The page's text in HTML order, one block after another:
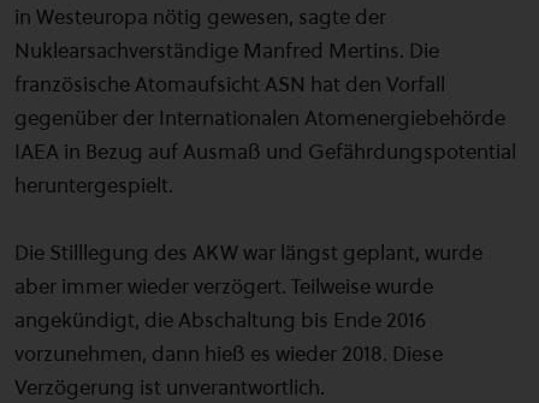
in Westeuropa nötig gewesen, sagte der
Nuklearsachverständige Manfred Mertins. Die
französische Atomaufsicht ASN hat den Vorfall
gegenüber der Internationalen Atomenergiebehörde
IAEA in Bezug auf Ausmaß und Gefährdungspotential
heruntergespielt.
Die Stilllegung des AKW war längst geplant, wurde
aber immer wieder verzögert. Teilweise wurde
angekündigt, die Abschaltung bis Ende 2016
vorzunehmen, dann hieß es wieder 2018. Diese
Verzögerung ist unverantwortlich.